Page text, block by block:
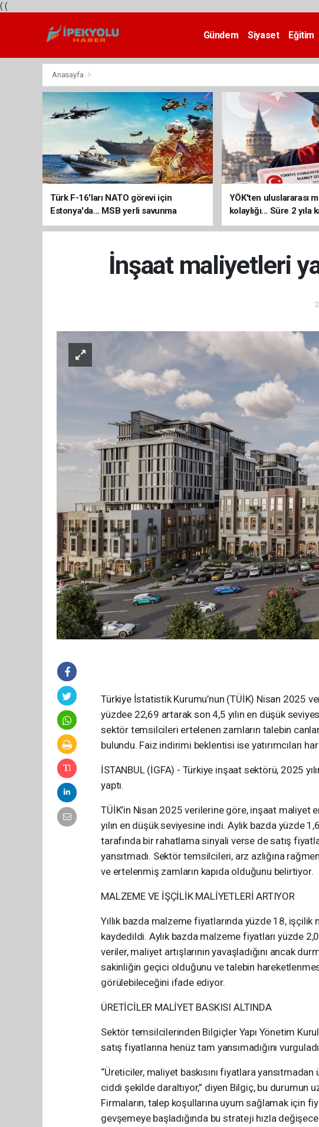
( (
Gündem Siyaset Eğitim
Anasayfa
Türk F-16'ları NATO görevi için
Estonya'da... MSB yerli savunma
sistemleriyle güçleniyor
YÖK'ten uluslararası
kolaylığı... Süre 2 yıla
uzatılabilecek
İnşaat maliyetleri
Türkiye İstatistik Kurumu’nun (TÜİK) Nisan 2025
yüzdee 22,69 artarak son 4,5 yılın en düşük
sektör temsilcileri ertelenen zamların talebin
bulundu. Faiz indirimi beklentisi ise yatırımcıları
İSTANBUL (İGFA) - Türkiye inşaat sektörü, 2025
yaptı.
TÜİK’in Nisan 2025 verilerine göre, inşaat maliyet
yılın en düşük seviyesine indi. Aylık bazda yüzde
tarafında bir rahatlama sinyali verse de satış
yansıtmadı. Sektör temsilcileri, arz azlığına
ve ertelenmiş zamların kapıda olduğunu belirtiyor.
MALZEME VE İŞÇİLİK MALİYETLERİ ARTIYOR
Yıllık bazda malzeme fiyatlarında yüzde 18, işçilik
kaydedildi. Aylık bazda malzeme fiyatları yüzde
veriler, maliyet artışlarının yavaşladığını ancak
sakinliğin geçici olduğunu ve talebin
görülebileceğini ifade ediyor.
ÜRETİCİLER MALİYET BASKISI ALTINDA
Sektör temsilcilerinden Bilgiçler Yapı Yönetim
satış fiyatlarına henüz tam yansımadığını
“Üreticiler, maliyet baskısını fiyatlara yansıtmadan
ciddi şekilde daraltıyor,” diyen Bilgiç, bu durumun
Firmaların, talep koşullarına uyum sağlamak için
gevşemeye başladığında bu strateji hızla